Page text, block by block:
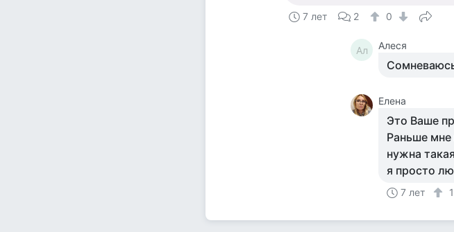
7 лет 2 0
Ал Алеся
Елена
Это Ваше
Раньше мне
нужна
я просто
7 лет 1